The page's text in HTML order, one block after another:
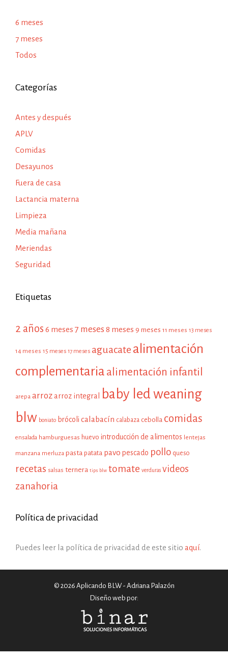
6 meses
7 meses
Todos
Categorías
Antes y después
APLV
Comidas
Desayunos
Fuera de casa
Lactancia materna
Limpieza
Media mañana
Meriendas
Seguridad
Etiquetas
2 años 6 meses 7 meses 8 meses 9 meses 11 meses 13 meses
14 meses 15 meses 17 meses aguacate alimentación
complementaria alimentación infantil
arepa arroz arroz integral
baby led weaning
blw boniato brócoli calabacín calabaza cebolla comidas
ensalada hamburguesas huevo introducción de alimentos lentejas
manzana merluza pasta patata pavo pescado pollo queso
recetas salsas ternera tips blw tomate verduras videos
zanahoria
Política de privacidad
Puedes leer la política de privacidad de este sitio aquí.
© 2026 Aplicando BLW - Adriana Palazón
Diseño web por: